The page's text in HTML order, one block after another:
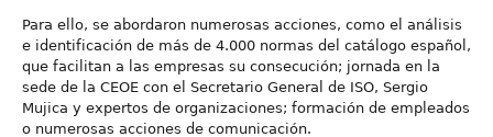
Para ello, se abordaron numerosas acciones, como el análisis
e identificación de más de 4.000 normas del catálogo español,
que facilitan a las empresas su consecución; jornada en la
sede de la CEOE con el Secretario General de ISO, Sergio
Mujica y expertos de organizaciones; formación de empleados
o numerosas acciones de comunicación.